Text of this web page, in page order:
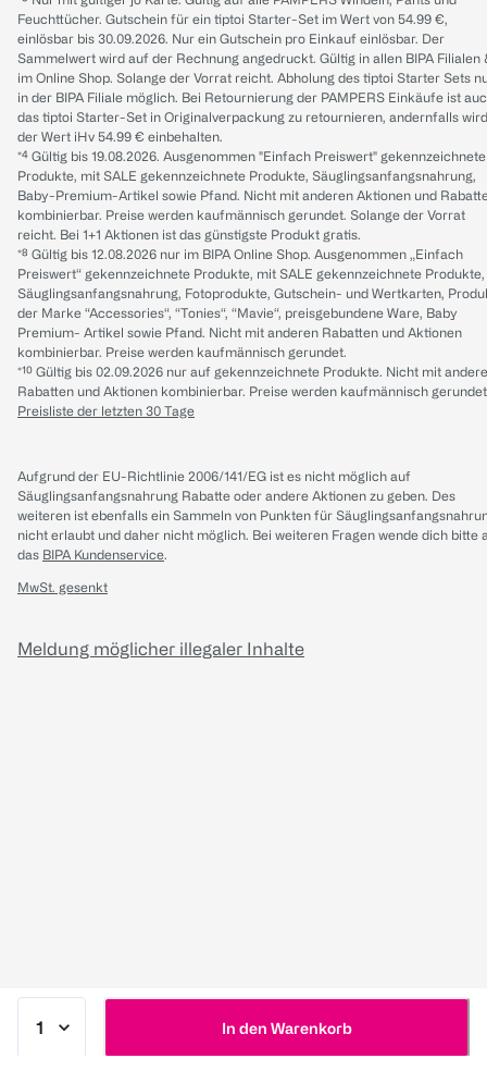
In den Warenkorb
Feuchttücher. Gutschein für ein tiptoi Starter-Set im Wert von 54.99 €,
einlösbar bis 30.09.2026. Nur ein Gutschein pro Einkauf einlösbar. Der
Sammelwert wird auf der Rechnung angedruckt. Gültig in allen BIPA Filialen
im Online Shop. Solange der Vorrat reicht. Abholung des tiptoi Starter Sets
in der BIPA Filiale möglich. Bei Retournierung der PAMPERS Einkäufe ist
das tiptoi Starter-Set in Originalverpackung zu retournieren, andernfalls wird
der Wert iHv 54.99 € einbehalten.
*⁴ Gültig bis 19.08.2026. Ausgenommen "Einfach Preiswert" gekennzeichnete
Produkte, mit SALE gekennzeichnete Produkte, Säuglingsanfangsnahrung,
Baby-Premium-Artikel sowie Pfand. Nicht mit anderen Aktionen und
kombinierbar. Preise werden kaufmännisch gerundet. Solange der Vorrat
reicht. Bei 1+1 Aktionen ist das günstigste Produkt gratis.
*⁸ Gültig bis 12.08.2026 nur im BIPA Online Shop. Ausgenommen „Einfach
Preiswert“ gekennzeichnete Produkte, mit SALE gekennzeichnete Produkte,
Säuglingsanfangsnahrung, Fotoprodukte, Gutschein- und Wertkarten,
der Marke “Accessories“, “Tonies“, “Mavie“, preisgebundene Ware, Baby
Premium- Artikel sowie Pfand. Nicht mit anderen Rabatten und Aktionen
kombinierbar. Preise werden kaufmännisch gerundet.
*¹⁰ Gültig bis 02.09.2026 nur auf gekennzeichnete Produkte. Nicht mit
Rabatten und Aktionen kombinierbar. Preise werden kaufmännisch
Preisliste der letzten 30 Tage
Aufgrund der EU-Richtlinie 2006/141/EG ist es nicht möglich auf
Säuglingsanfangsnahrung Rabatte oder andere Aktionen zu geben. Des
weiteren ist ebenfalls ein Sammeln von Punkten für
nicht erlaubt und daher nicht möglich. Bei weiteren Fragen wende dich bitte
das BIPA Kundenservice.
MwSt. gesenkt
Meldung möglicher illegaler Inhalte